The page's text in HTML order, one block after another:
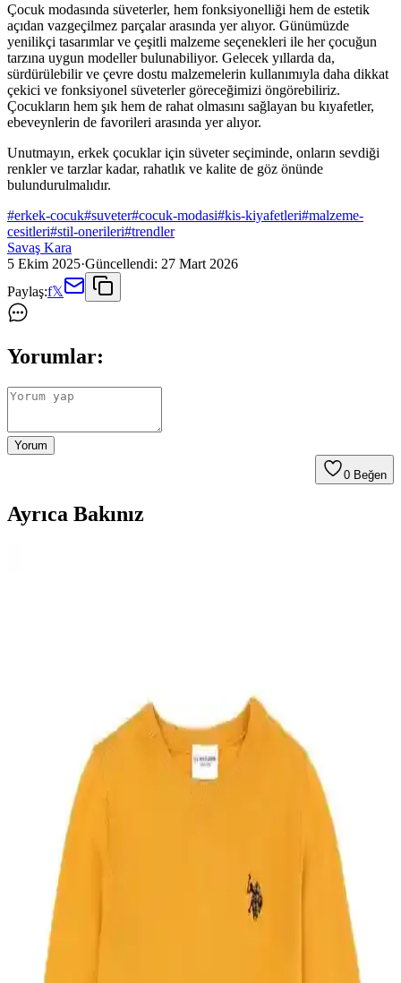
Çocuk modasında süveterler, hem fonksiyonelliği hem de estetik
açıdan vazgeçilmez parçalar arasında yer alıyor. Günümüzde
yenilikçi tasarımlar ve çeşitli malzeme seçenekleri ile her çocuğun
tarzına uygun modeller bulunabiliyor. Gelecek yıllarda da,
sürdürülebilir ve çevre dostu malzemelerin kullanımıyla daha dikkat
çekici ve fonksiyonel süveterler göreceğimizi öngörebiliriz.
Çocukların hem şık hem de rahat olmasını sağlayan bu kıyafetler,
ebeveynlerin de favorileri arasında yer alıyor.
Unutmayın, erkek çocuklar için süveter seçiminde, onların sevdiği
renkler ve tarzlar kadar, rahatlık ve kalite de göz önünde
bulundurulmalıdır.
#erkek-cocuk#suveter#cocuk-modasi#kis-kiyafetleri#malzeme-
cesitleri#stil-onerileri#trendler
Savaş Kara
5 Ekim 2025·Güncellendi: 27 Mart 2026
Paylaş:f𝕏
Yorumlar:
Yorum
0 Beğen
Ayrıca Bakınız
Breeze Erkek Çocuk Uzun Kollu Pamuklu Tişört
Trend ve Konfor Bir Arada
Breeze erkek çocuk uzun kollu tişörtü, %100 pamuklu kumaşıyla
rahatlık ve şıklığı bir arada sunar. Türk bayrağı detaylarıyla
gençlerin tarzını yansıtır, mevsimlik kullanıma uygundur.
U.S. Polo Assn. Erkek Çocuk Mint Tişörtü: Şık ve
Konforlu Günlük Giyim Seçeneği
U.S. Polo Assn. erkek çocuk mint tişörtü, %100 pamuk ve nefes
alabilir teknolojisiyle günlük kullanımda şıklık ve konforu bir arada
sunar, hareket özgürlüğü sağlar.
DeFacto Erkek Çocuk Geri Dönüşümlü 2'li Takım:
Şık ve Rahat Günlük Giyim Seçeneği